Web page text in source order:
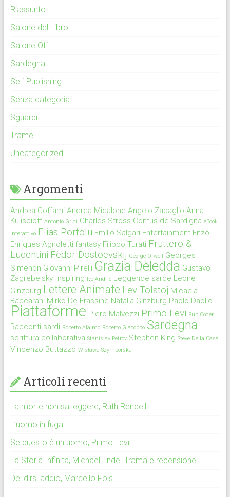
Riassunto
Salone del Libro
Salone Off
Sardegna
Self Publishing
Senza categoria
Sguardi
Trame
Uncategorized
Argomenti
Andrea Coffami Andrea Micalone Angelo Zabaglio Anna
Kuliscioff Antonio Gridi Charles Stross Contus de Sardigna eBook
interattivo Elias Portolu Emilio Salgari Entertainment Enzo
Enriques Agnoletti fantasy Filippo Turati Fruttero &
Lucentini Fëdor Dostoevskij George Orwell Georges
Simenon Giovanni Pirelli Grazia Deledda Gustavo
Zagrebelsky Inspiring Ivo Andrić Leggende sarde Leone
Ginzburg Lettere Animate Lev Tolstoj Micaela
Baccarani Mirko De Frassine Natalia Ginzburg Paolo Daolio
Piattaforme Piero Malvezzi Primo Levi Pub Coder
Racconti sardi Roberto Alajmo Roberto Giacobbo Sardegna
scrittura collaborativa Stanislav Petrov Stephen King Steve Della Casa
Vincenzo Buttazzo Wisława Szymborska
Articoli recenti
La morte non sa leggere, Ruth Rendell
L’uomo in fuga
Se questo è un uomo, Primo Levi
La Storia Infinita, Michael Ende. Trama e recensione
Del dirsi addio, Marcello Fois